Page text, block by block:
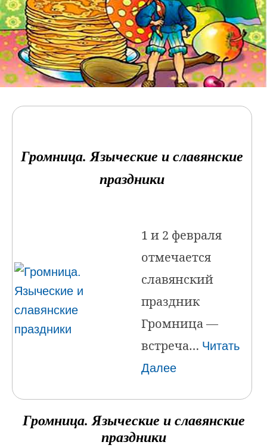
Громница. Языческие и славянские
праздники
1 и 2 февраля
отмечается
славянский
праздник
Громница —
встреча… Читать
Далее
Громница. Языческие и славянские
праздники